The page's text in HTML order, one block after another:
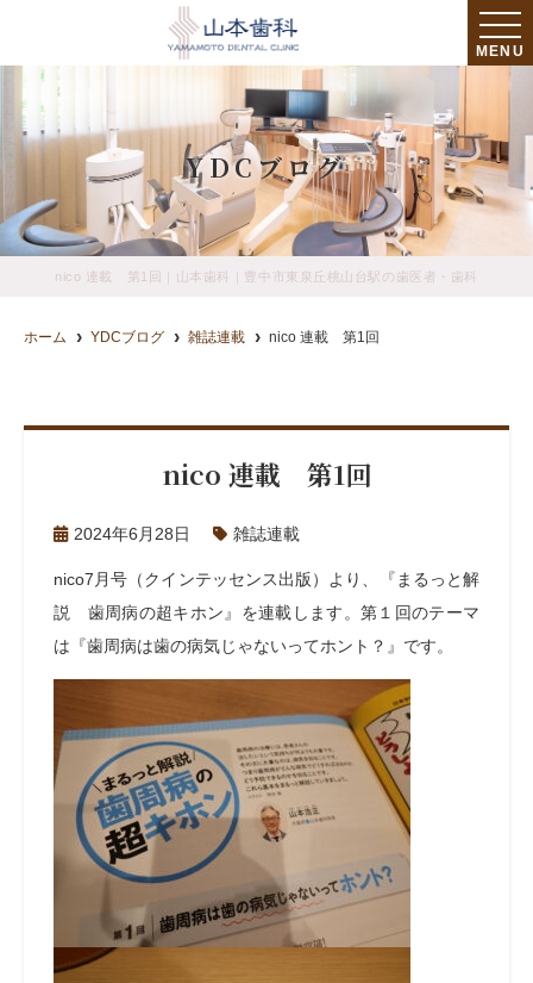
MENU
YDCブログ
nico 連載 第1回｜山本歯科｜豊中市東泉丘桃山台駅の歯医者・歯科
ホーム YDCブログ 雑誌連載 nico 連載 第1回
nico 連載 第1回
2024年6月28日 雑誌連載
nico7月号（クインテッセンス出版）より、『まるっと解
説 歯周病の超キホン』を連載します。第１回のテーマ
は『歯周病は歯の病気じゃないってホント？』です。